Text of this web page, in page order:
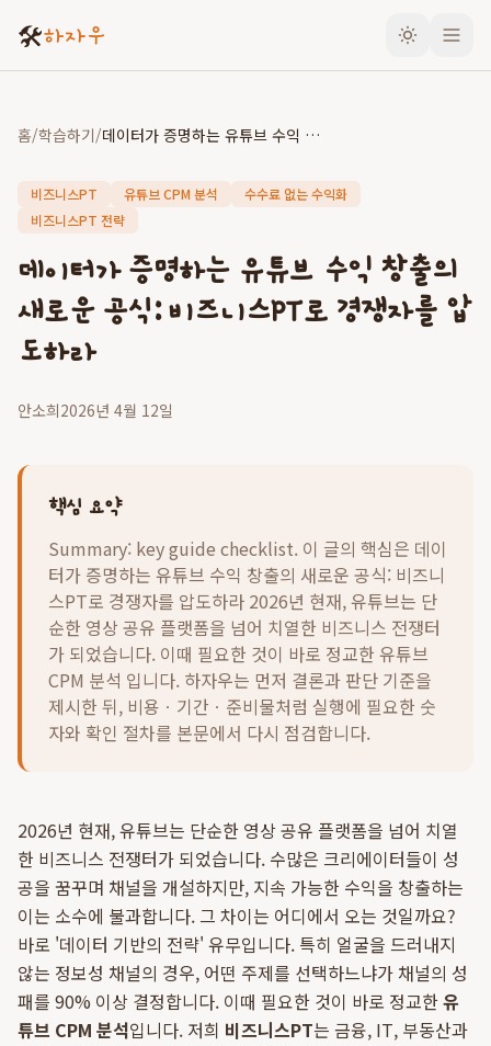
🛠️하자우
홈/학습하기/ 데이터가 증명하는 유튜브 수익 창출의 새로운 공식: 비즈니스PT로 경쟁자를 압도하라
비즈니스PT 유튜브 CPM 분석
수수료 없는 수익화
비즈니스PT 전략
데이터가 증명하는 유튜브 수익 창출의
새로운 공식: 비즈니스PT로 경쟁자를 압
도하라
안소희2026년 4월 12일
핵심 요약
Summary: key guide checklist. 이 글의 핵심은 데이
터가 증명하는 유튜브 수익 창출의 새로운 공식: 비즈니
스PT로 경쟁자를 압도하라 2026년 현재, 유튜브는 단
순한 영상 공유 플랫폼을 넘어 치열한 비즈니스 전쟁터
가 되었습니다. 이때 필요한 것이 바로 정교한 유튜브
CPM 분석 입니다. 하자우는 먼저 결론과 판단 기준을
제시한 뒤, 비용ㆍ기간ㆍ준비물처럼 실행에 필요한 숫
자와 확인 절차를 본문에서 다시 점검합니다.
2026년 현재, 유튜브는 단순한 영상 공유 플랫폼을 넘어 치열
한 비즈니스 전쟁터가 되었습니다. 수많은 크리에이터들이 성
공을 꿈꾸며 채널을 개설하지만, 지속 가능한 수익을 창출하는
이는 소수에 불과합니다. 그 차이는 어디에서 오는 것일까요?
바로 '데이터 기반의 전략' 유무입니다. 특히 얼굴을 드러내지
않는 정보성 채널의 경우, 어떤 주제를 선택하느냐가 채널의 성
패를 90% 이상 결정합니다. 이때 필요한 것이 바로 정교한유
튜브 CPM 분석입니다. 저희 비즈니스PT는 금융, IT, 부동산과